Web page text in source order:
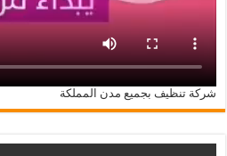
شركة تنظيف بجميع مدن المملكة